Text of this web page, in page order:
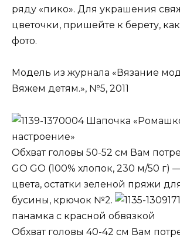
ряду «пико». Для украшения
цветочки, пришейте к берету,
фото.
Модель из журнала «Вязание
Вяжем детям.», №5, 2011
Шапочка
настроение»
Обхват головы 50-52 см Вам
GO GO (100% хлопок, 230 м/50 г)
цвета, остатки зеленой пряжи
бусины, крючок №2.
панамка с красной обвязкой
Обхват головы 40-42 см Вам